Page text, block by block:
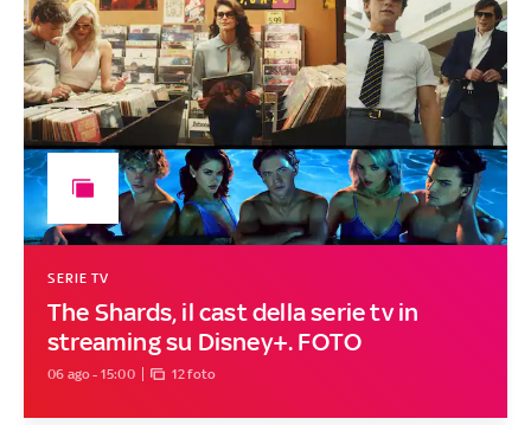
The Shards, il cast della serie tv in
streaming su Disney+. FOTO
SERIE TV
06 ago - 15:00 12 foto